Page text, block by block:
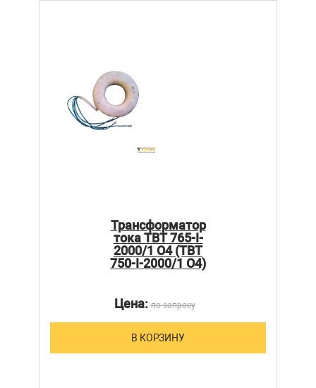
Трансформатор
тока ТВТ 765-I-
2000/1 О4 (ТВТ
750-I-2000/1 О4)
Цена:по запросу
В КОРЗИНУ